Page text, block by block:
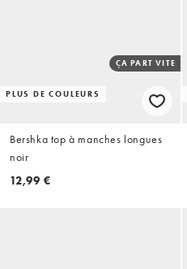
PLUS DE COULEURS
ÇA PART VITE
Bershka top à manches longues
noir
12,99 €